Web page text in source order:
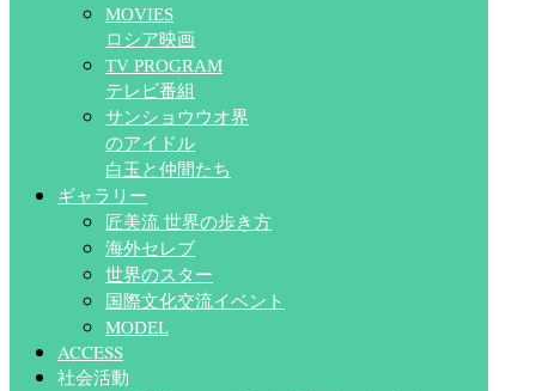
MOVIES
ロシア映画
TV PROGRAM
テレビ番組
サンショウウオ界
のアイドル
白玉と仲間たち
ギャラリー
匠美流 世界の歩き方
海外セレブ
世界のスター
国際文化交流イベント
MODEL
ACCESS
社会活動